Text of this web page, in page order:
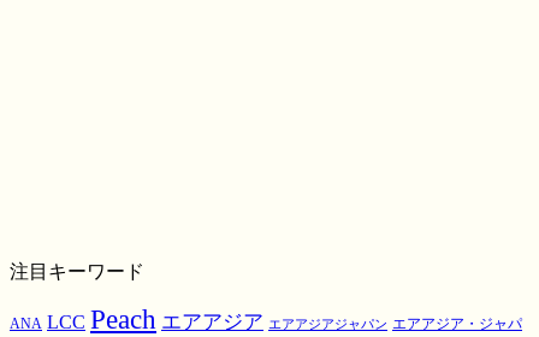
注目キーワード
ANA LCC Peach エアアジア エアアジアジャパン エアアジア・ジャパ